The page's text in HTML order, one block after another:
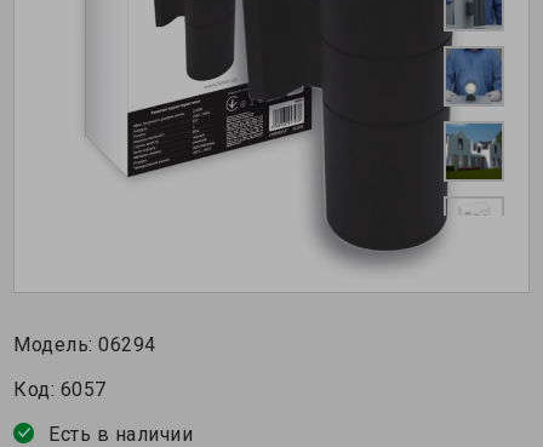
Модель:06294
Код: 6057
Есть в наличии